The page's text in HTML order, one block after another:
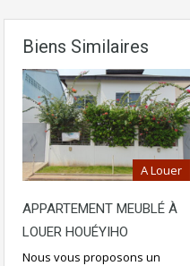
Biens Similaires
A Louer
APPARTEMENT MEUBLÉ À
LOUER HOUÉYIHO
Nous vous proposons un